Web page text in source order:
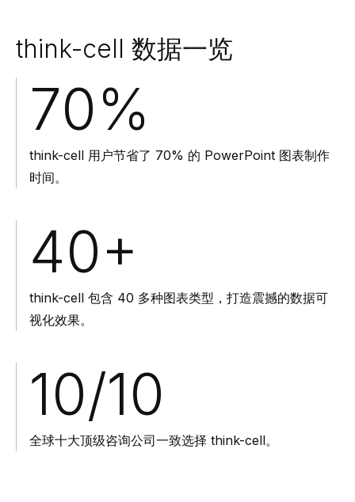
think-cell 数据一览
70%
think-cell 用户节省了 70% 的 PowerPoint 图表制作
时间。
40+
think-cell 包含 40 多种图表类型，打造震撼的数据可
视化效果。
10/10
全球十大顶级咨询公司一致选择 think-cell。